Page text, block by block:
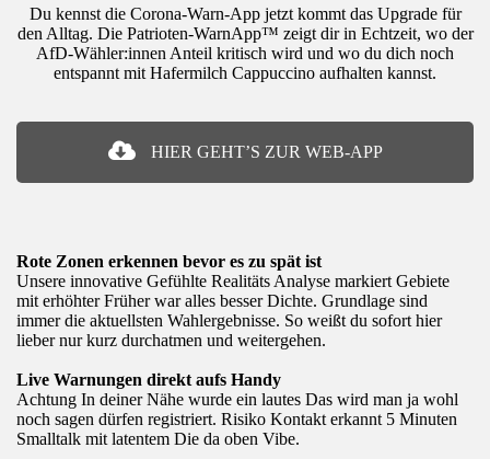
Du kennst die Corona-Warn-Appjetzt kommt das Upgrade für
den Alltag. Die Patrioten-WarnApp™ zeigt dir in Echtzeit, wo der
AfD-Wähler:innen Anteil kritisch wird und wo du dich noch
entspannt mit Hafermilch Cappuccino aufhalten kannst.
HIER GEHT’S ZUR WEB-APP
Rote Zonen erkennen bevor es zu spät ist
Unsere innovative Gefühlte Realitäts Analyse markiert Gebiete
mit erhöhter Früher war alles besser Dichte. Grundlage sind
immer die aktuellsten Wahlergebnisse. So weißt du sofort hier
lieber nur kurz durchatmen und weitergehen.
Live Warnungen direkt aufs Handy
Achtung In deiner Nähe wurde ein lautes Das wird man ja wohl
noch sagen dürfen registriert. Risiko Kontakt erkannt 5 Minuten
Smalltalk mit latentem Die da oben Vibe.